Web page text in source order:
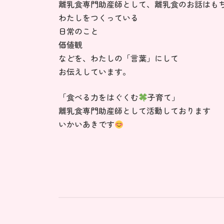
時
:
離乳食専門助産師として、離乳食のお話はも
わたしをつくっている
日常のこと
価値観
などを、わたしの「言葉」にして
お伝えしています。
「食べる力をはぐくむ
子育て」
離乳食専門助産師として活動しております
いかいあきです